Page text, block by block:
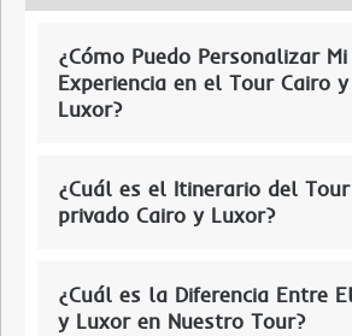
¿Cómo Puedo Personalizar Mi
Experiencia en el Tour Cairo y
Luxor?
¿Cuál es el Itinerario del Tour
privado Cairo y Luxor?
¿Cuál es la Diferencia Entre
y Luxor en Nuestro Tour?